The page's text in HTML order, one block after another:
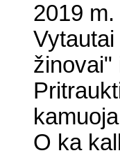
2019
žinovai"
O ka